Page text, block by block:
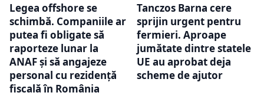
Legea offshore se
schimbă. Companiile ar
putea fi obligate să
raporteze lunar la
ANAF și să angajeze
personal cu rezidență
fiscală în România
Tanczos Barna cere
sprijin urgent pentru
fermieri. Aproape
jumătate dintre statele
UE au aprobat deja
scheme de ajutor